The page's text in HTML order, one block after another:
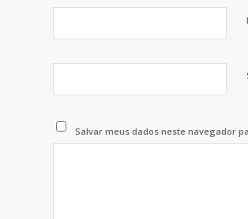
Salvar meus dados neste navegador